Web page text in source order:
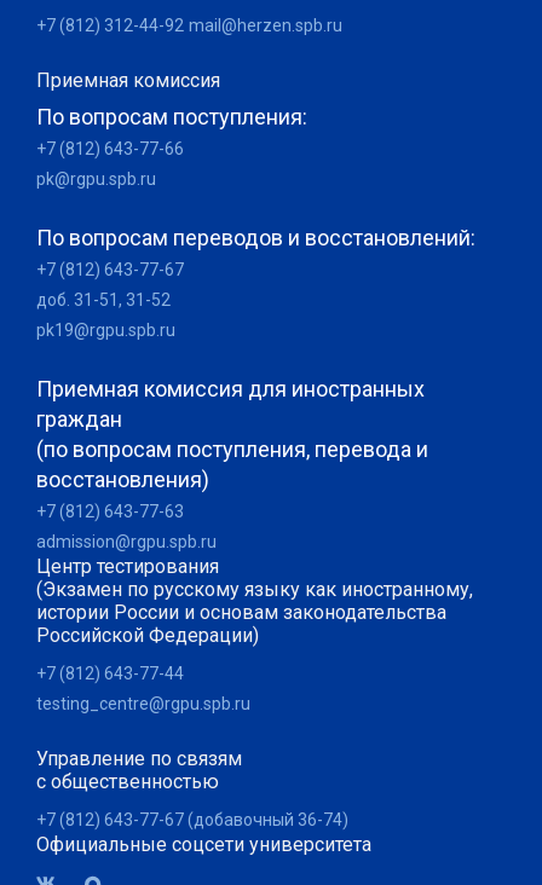
+7 (812) 312-44-92 mail@herzen.spb.ru
Приемная комиссия
По вопросам поступления:
+7 (812) 643-77-66
pk@rgpu.spb.ru
По вопросам переводов и восстановлений:
+7 (812) 643-77-67
доб. 31-51, 31-52
pk19@rgpu.spb.ru
Приемная комиссия для иностранных
граждан
(по вопросам поступления, перевода и
восстановления)
+7 (812) 643-77-63
admission@rgpu.spb.ru
Центр тестирования
(Экзамен по русскому языку как иностранному,
истории России и основам законодательства
Российской Федерации)
+7 (812) 643-77-44
testing_centre@rgpu.spb.ru
Управление по связям
с общественностью
+7 (812) 643-77-67 (добавочный 36-74)
Официальные соцсети университета